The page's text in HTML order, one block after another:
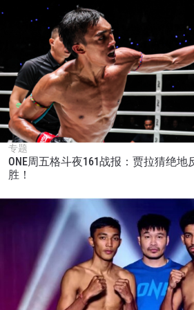
专题
ONE周五格斗夜161战报：贾拉猜绝
胜！